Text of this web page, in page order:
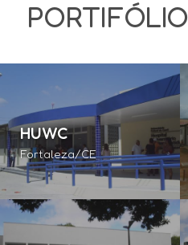
PORTIFÓLIO
HUWC
Fortaleza/CE